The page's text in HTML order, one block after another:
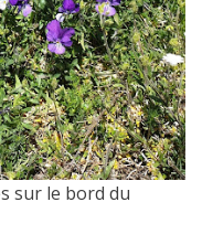
sur le bord du